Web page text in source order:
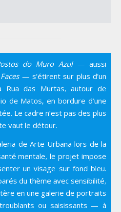
do Muro Azul— aussi
— s’étirent sur plus d’un
das Murtas, autour de
de Matos, en bordure d’une
Le cadre n’est pas des plus
vaut le détour.
de Arte Urbana lors de la
mentale, le projet impose
un visage sur fond bleu.
du thème avec sensibilité,
en une galerie de portraits
ou saisissants — à